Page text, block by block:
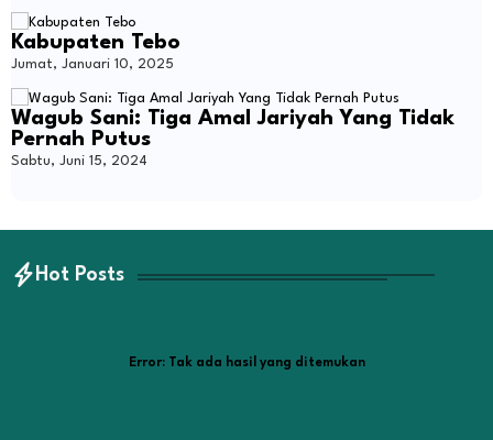
Kabupaten Tebo
Jumat, Januari 10, 2025
Wagub Sani: Tiga Amal Jariyah Yang Tidak
Pernah Putus
Sabtu, Juni 15, 2024
Hot Posts
Error:Tak ada hasil yang ditemukan